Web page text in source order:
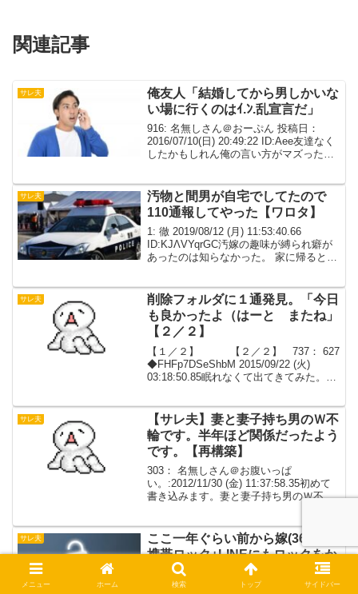
関連記事
サレ夫
俺友人「結婚してから男しかいな
い場に行くのはｲ.ﾝ.乱宣言だ」
916: 名無しさん＠おーぷん 投稿日：
2016/07/10(日) 20:49:22 ID:Aee友達なく
したかもしれん俺の言い方がマズったん
頃、学部の男女比9：1の環...
サレ夫
汚物と間男が自宅でしてたので
110通報してやった【ワロタ】
1: 徹 2019/08/12 (月) 11:53:40.66
ID:KJΛVYqrGC汚嫁の趣味が縛られ癖が
あったのは知らなかった。 家に帰ると汚
2019/08/1...
サレ夫
削除フォルダに１通発見。「今日
も良かったよ（はーと またね」
【２／２】
【１／２】 【２／２】 737： 627
◆FHFp7DSeShbM 2015/09/22 (火)
03:18:50.85眠れなくて出てきてみた。な
たまたま。昔、俺...
サレ夫
【サレ夫】妻と妻子持ち男のＷ不
輪です。半年ほど関係だったよう
です。【再構築】
303： 名無しさん＠お腹いっぱ
い。:2012/11/30 (金) 11:37:58.35初めて
書き込みます。妻と妻子持ち男のＷ不輪
に誘ったのは妻の方（100％断言でき...
サレ夫
ここ一年ぐらい前から嫁(36歳)が
携帯ロック+LINEにもロックをか
け始めた【１／４】
【１／４】 【２／４】 【３
メニュー ホーム 検索 トップ サイドバー